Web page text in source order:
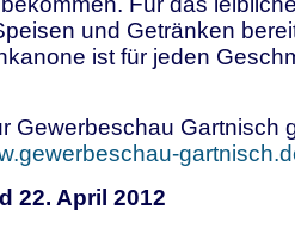
und Getränken
ist für jeden
Gewerbeschau Gartnisch
22. April 2012